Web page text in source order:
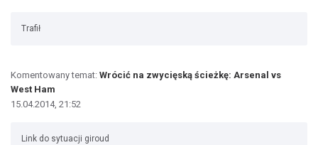
Trafił
Komentowany temat: Wrócić na zwycięską ścieżkę: Arsenal vs
West Ham
15.04.2014, 21:52
Link do sytuacji giroud